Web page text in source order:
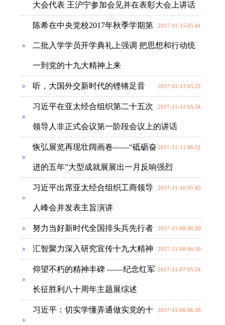
大会代表 王沪宁参加会见并在表彰大会上讲话
2017-11-15 05:41
陈希在中央党校2017年秋季学期第
二批入学学员开学典礼上强调 把思想和行动统
一到党的十九大精神上来
2017-11-13 05:22
听，大国外交新时代的铿锵足音
2017-11-12 05:34
习近平在亚太经合组织第二十五次
领导人非正式会议第一阶段会议上的讲话
2017-11-11 06:51
恢弘展览再现壮阔画卷——“砥砺奋
进的五年”大型成就展展出一月反响强烈
2017-11-10 05:43
习近平出席亚太经合组织工商领导
人峰会并发表主旨演讲
2017-11-09 06:20
努力当好新时代全国排头兵先行者
2017-11-08 06:59
汇智聚力深入研究宣传十九大精神
2017-11-07 05:54
仰望不朽的精神丰碑 ——纪念红军
长征胜利八十周年主题展综述
2017-11-06 06:38
习近平：切实学懂弄通做实党的十